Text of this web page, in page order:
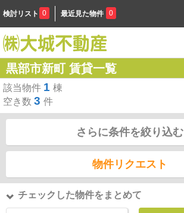
検討リスト 0 最近見た物件 0
黒部市新町 賃貸一覧
該当物件 1 棟
空き数 3 件
さらに条件を絞り込む
物件リクエスト
チェックした物件をまとめて